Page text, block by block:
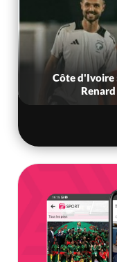
Côte d'Ivoire